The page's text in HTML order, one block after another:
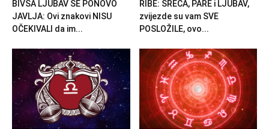
BIVŠA LJUBAV SE PONOVO
JAVLJA: Ovi znakovi NISU
OČEKIVALI da im...
RIBE: SREĆA, PARE i LJUBAV,
zvijezde su vam SVE
POSLOŽILE, ovo...